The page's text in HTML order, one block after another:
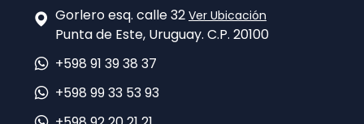
Gorlero esq. calle 32 Ver Ubicación
Punta de Este, Uruguay. C.P. 20100
+598 91 39 38 37
+598 99 33 53 93